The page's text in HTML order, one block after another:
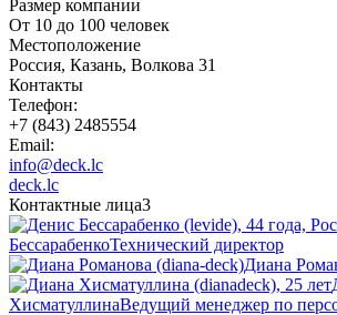
Размер компании
От 10 до 100 человек
Местоположение
Россия, Казань, Волкова 31
Контакты
Телефон:
+7 (843) 2485554
Email:
info@deck.lc
deck.lc
Контактные лица3
БессарабенкоТехнический директор
Диана
ХисматуллинаВедущий менеджер по